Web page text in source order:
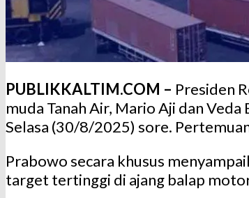
PUBLIKKALTIM.COM – Presiden
muda Tanah Air, Mario Aji dan
Selasa (30/8/2025) sore.
Prabowo secara khusus
target tertinggi di ajang balap